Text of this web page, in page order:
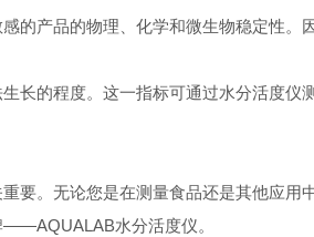
的产品的物理、化学和微生物稳定性。
长的程度。这一指标可通过水分活度仪
要。无论您是在测量食品还是其他应用
——AQUALAB水分活度仪。